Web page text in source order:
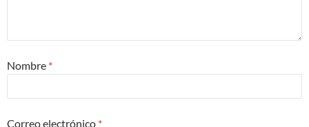
Nombre *
Correo electrónico *